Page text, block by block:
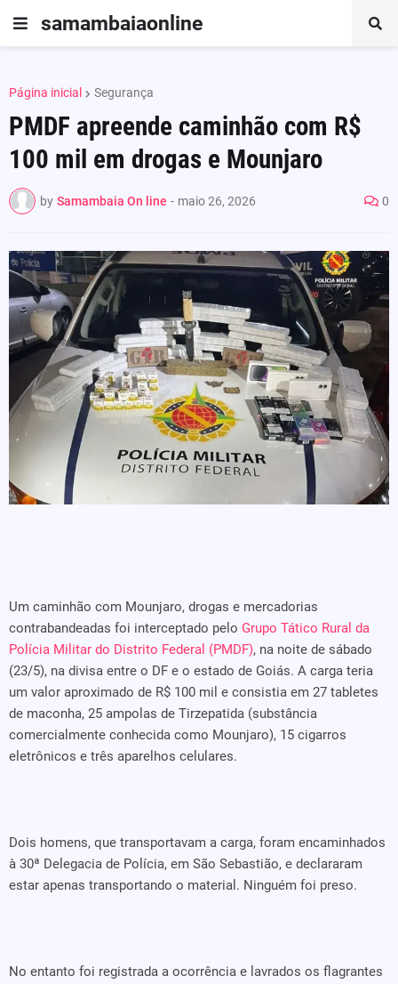
samambaiaonline
Página inicial Segurança
PMDF apreende caminhão com R$
100 mil em drogas e Mounjaro
by Samambaia On line - maio 26, 2026 0
Um caminhão com Mounjaro, drogas e mercadorias
contrabandeadas foi interceptado pelo Grupo Tático Rural da
Polícia Militar do Distrito Federal (PMDF), na noite de sábado
(23/5), na divisa entre o DF e o estado de Goiás. A carga teria
um valor aproximado de R$ 100 mil e consistia em 27 tabletes
de maconha, 25 ampolas de Tirzepatida (substância
comercialmente conhecida como Mounjaro), 15 cigarros
eletrônicos e três aparelhos celulares.
Dois homens, que transportavam a carga, foram encaminhados
à 30ª Delegacia de Polícia, em São Sebastião, e declararam
estar apenas transportando o material. Ninguém foi preso.
No entanto foi registrada a ocorrência e lavrados os flagrantes